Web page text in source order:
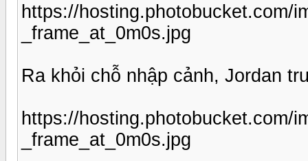
https://hosting.photobucket.com/
_frame_at_0m0s.jpg
Ra khỏi chỗ nhập cảnh, Jordan
https://hosting.photobucket.com/
_frame_at_0m0s.jpg